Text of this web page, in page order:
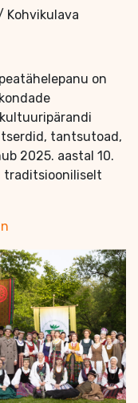
Kohvikulava
on
tantsutoad,
2025. aastal 10.
traditsiooniliselt